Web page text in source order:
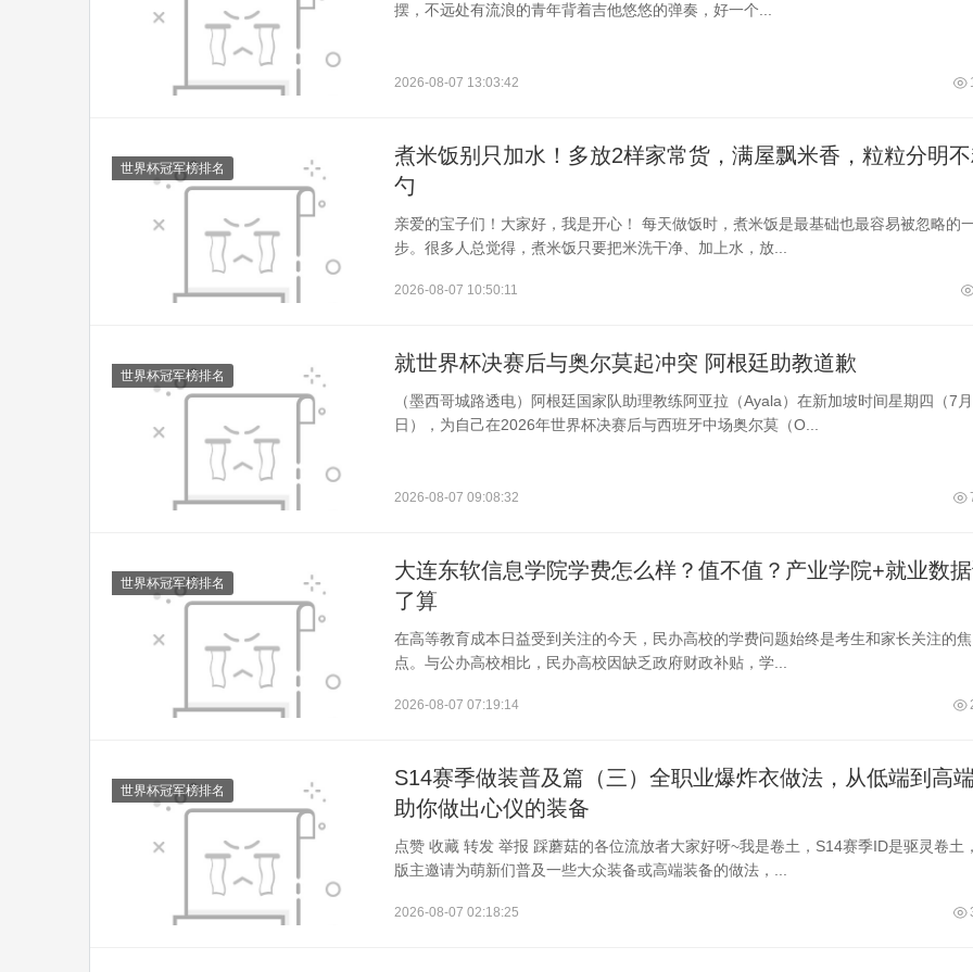
摆，不远处有流浪的青年背着吉他悠悠的弹奏，好一个...
2026-08-07 13:03:42
世界杯冠军榜排名
煮米饭别只加水！多放2样家常货，满屋飘米香，粒粒分明
勺
亲爱的宝子们！大家好，我是开心！ 每天做饭时，煮米饭是最基础也最容易被忽略的
步。很多人总觉得，煮米饭只要把米洗干净、加上水，放...
2026-08-07 10:50:11
世界杯冠军榜排名
就世界杯决赛后与奥尔莫起冲突 阿根廷助教道歉
（墨西哥城路透电）阿根廷国家队助理教练阿亚拉（Ayala）在新加坡时间星期四（7
日），为自己在2026年世界杯决赛后与西班牙中场奥尔莫（O...
2026-08-07 09:08:32
世界杯冠军榜排名
大连东软信息学院学费怎么样？值不值？产业学院+就业数
了算
在高等教育成本日益受到关注的今天，民办高校的学费问题始终是考生和家长关注的焦
点。与公办高校相比，民办高校因缺乏政府财政补贴，学...
2026-08-07 07:19:14
世界杯冠军榜排名
S14赛季做装普及篇（三）全职业爆炸衣做法，从低端到高端
助你做出心仪的装备
点赞 收藏 转发 举报 踩蘑菇的各位流放者大家好呀~我是卷土，S14赛季ID是驱灵卷土
版主邀请为萌新们普及一些大众装备或高端装备的做法，...
2026-08-07 02:18:25